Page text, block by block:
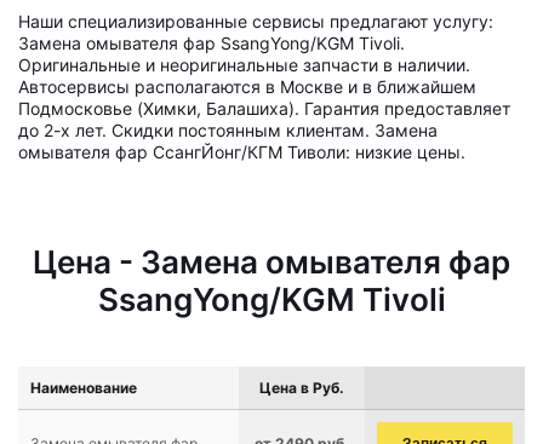
Наши специализированные сервисы предлагают услугу:
Замена омывателя фар SsangYong/KGM Tivoli.
Оригинальные и неоригинальные запчасти в наличии.
Автосервисы располагаются в Москве и в ближайшем
Подмосковье (Химки, Балашиха). Гарантия предоставляет
до 2-х лет. Скидки постоянным клиентам. Замена
омывателя фар СсангЙонг/КГМ Тиволи: низкие цены.
Цена - Замена омывателя фар
SsangYong/KGM Tivoli
Наименование Цена в Руб.